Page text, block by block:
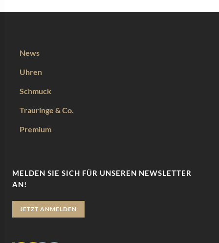
News
Uhren
Schmuck
Trauringe & Co.
Premium
MELDEN SIE SICH FÜR UNSEREN NEWSLETTER
AN!
JETZT ANMELDEN